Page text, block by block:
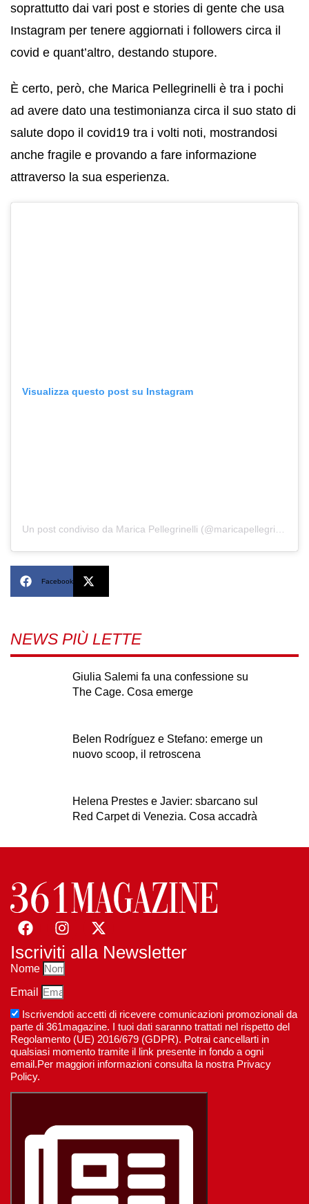
soprattutto dai vari post e stories di gente che usa
Instagram per tenere aggiornati i followers circa il
covid e quant’altro, destando stupore.
È certo, però, che Marica Pellegrinelli è tra i pochi
ad avere dato una testimonianza circa il suo stato di
salute dopo il covid19 tra i volti noti, mostrandosi
anche fragile e provando a fare informazione
attraverso la sua esperienza.
Visualizza questo post su Instagram
Facebook
NEWS PIÙ LETTE
Giulia Salemi fa una confessione su
The Cage. Cosa emerge
Belen Rodríguez e Stefano: emerge un
nuovo scoop, il retroscena
Helena Prestes e Javier: sbarcano sul
Red Carpet di Venezia. Cosa accadrà
Iscriviti alla Newsletter
Nome
Email
Iscrivendoti accetti di ricevere comunicazioni promozionali da
parte di 361magazine. I tuoi dati saranno trattati nel rispetto del
Regolamento (UE) 2016/679 (GDPR). Potrai cancellarti in
qualsiasi momento tramite il link presente in fondo a ogni
email.Per maggiori informazioni consulta la nostra Privacy
Policy.